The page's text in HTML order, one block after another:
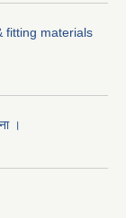
fitting materials
।